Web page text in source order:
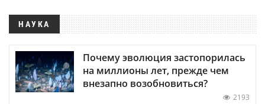
НАУКА
Почему эволюция застопорилась
на миллионы лет, прежде чем
внезапно возобновиться?
2193